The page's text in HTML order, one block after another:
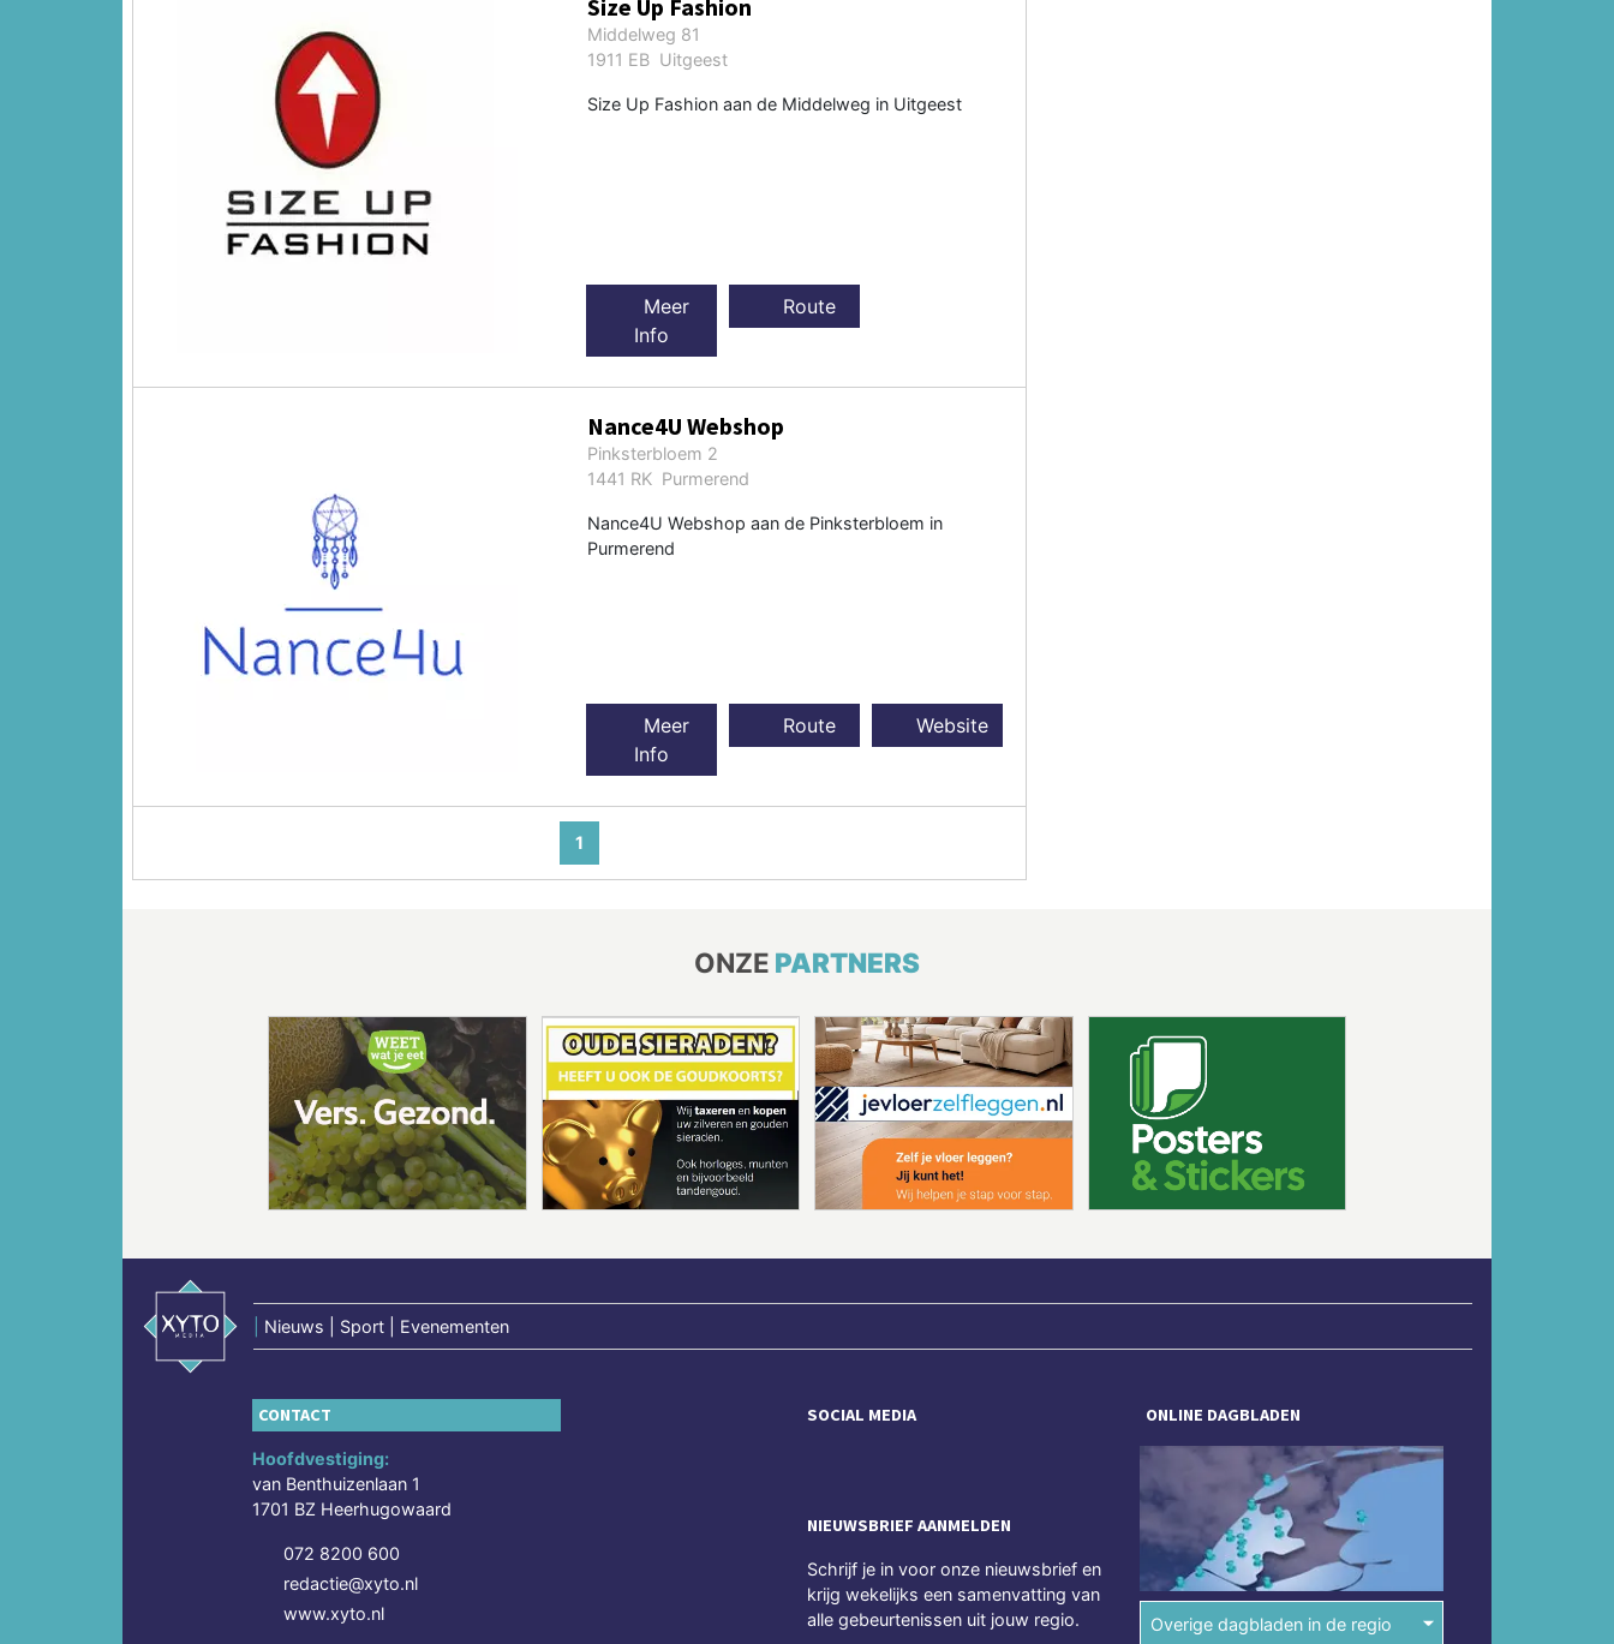
Size Up Fashion
Middelweg 81
1911 EB Uitgeest
Size Up Fashion aan de Middelweg in Uitgeest
Meer
Info
Route
Nance4U Webshop
Pinksterbloem 2
1441 RK Purmerend
Nance4U Webshop aan de Pinksterbloem in
Purmerend
Meer
Info
Route Website
1
ONZE PARTNERS
Nieuws | Sport | Evenementen
CONTACT
Hoofdvestiging:
van Benthuizenlaan 1
1701 BZ Heerhugowaard
072 8200 600
redactie@xyto.nl
www.xyto.nl
SOCIAL MEDIA
NIEUWSBRIEF AANMELDEN
Schrijf je in voor onze nieuwsbrief en
krijg wekelijks een samenvatting van
alle gebeurtenissen uit jouw regio.
ONLINE DAGBLADEN
Overige dagbladen in de regio